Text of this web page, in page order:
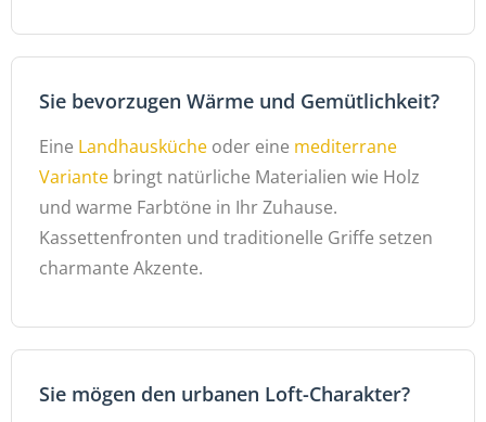
Sie bevorzugen Wärme und Gemütlichkeit?
Eine Landhausküche oder eine mediterrane
Variante bringt natürliche Materialien wie Holz
und warme Farbtöne in Ihr Zuhause.
Kassettenfronten und traditionelle Griffe setzen
charmante Akzente.
Sie mögen den urbanen Loft-Charakter?